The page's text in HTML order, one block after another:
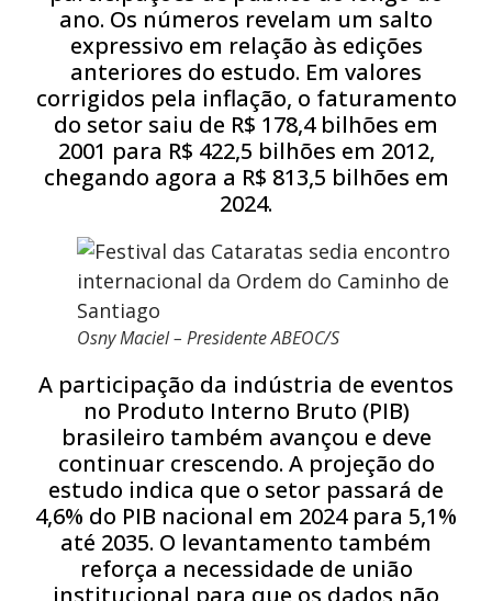
ano. Os números revelam um salto
expressivo em relação às edições
anteriores do estudo. Em valores
corrigidos pela inflação, o faturamento
do setor saiu de R$ 178,4 bilhões em
2001 para R$ 422,5 bilhões em 2012,
chegando agora a R$ 813,5 bilhões em
2024.
Osny Maciel – Presidente ABEOC/S
A participação da indústria de eventos
no Produto Interno Bruto (PIB)
brasileiro também avançou e deve
continuar crescendo. A projeção do
estudo indica que o setor passará de
4,6% do PIB nacional em 2024 para 5,1%
até 2035. O levantamento também
reforça a necessidade de união
institucional para que os dados não